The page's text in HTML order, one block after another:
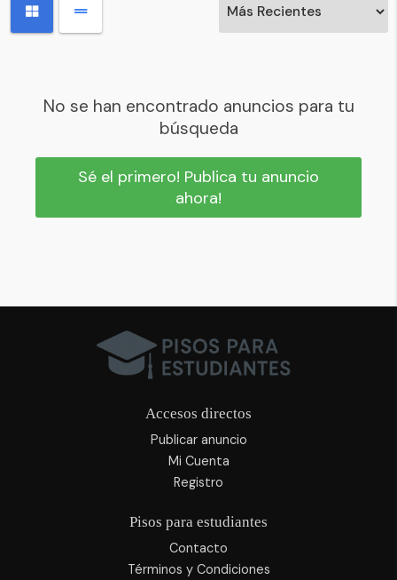
No se han encontrado anuncios para tu
búsqueda
Sé el primero! Publica tu anuncio
ahora!
Accesos directos
Publicar anuncio
Mi Cuenta
Registro
Pisos para estudiantes
Contacto
Términos y Condiciones